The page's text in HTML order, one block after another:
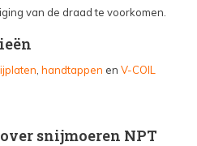
van de draad te voorkomen.
handtappen en V-COIL
snijmoeren NPT